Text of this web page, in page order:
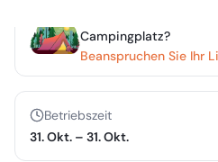
Besitzen oder
Campingplatz?
Beanspruchen Sie Ihr
Betriebszeit
31. Okt. – 31. Okt.